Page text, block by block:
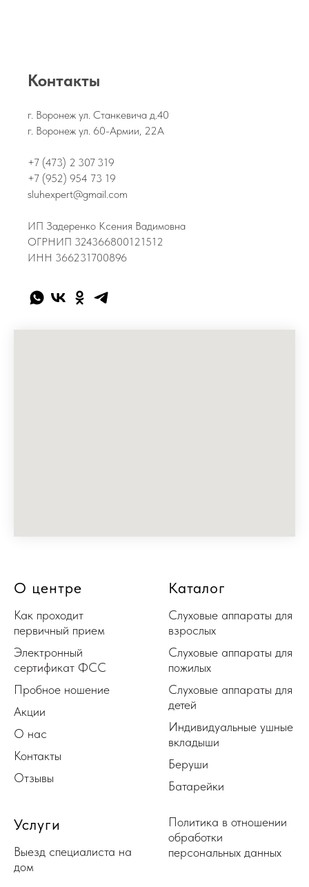
Контакты
г. Воронеж ул. Станкевича д.40
г. Воронеж ул. 60-Армии, 22А
+7 (473) 2 307 319
+7 (952) 954 73 19
sluhexpert@gmail.com
ИП Задеренко Ксения Вадимовна
ОГРНИП 324366800121512
ИНН 366231700896
О центре
Как проходит
первичный прием
Электронный
сертификат ФСС
Пробное ношение
Акции
О нас
Контакты
Отзывы
Каталог
Слуховые аппараты для
взрослых
Слуховые аппараты для
пожилых
Слуховые аппараты для
детей
Индивидуальные ушные
вкладыши
Беруши
Батарейки
Услуги
Выезд специалиста на
дом
Политика в отношении
обработки
персональных данных